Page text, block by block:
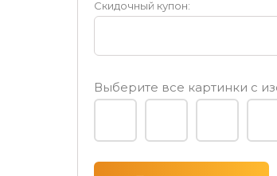
Скидочный купон:
Выберите все картинки с